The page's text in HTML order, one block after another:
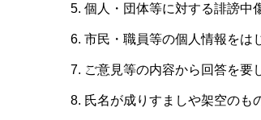
個人・団体等に対する誹謗中
市民・職員等の個人情報をは
ご意見等の内容から回答を要
氏名が成りすましや架空のも